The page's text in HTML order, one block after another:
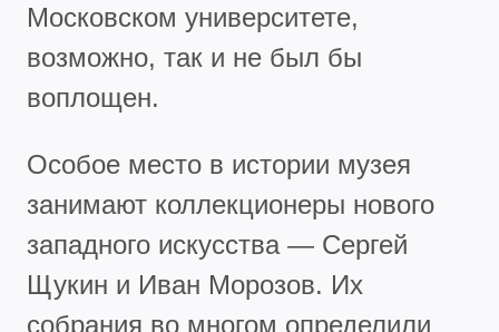
Московском университете,
возможно, так и не был бы
воплощен.
Особое место в истории музея
занимают коллекционеры нового
западного искусства — Сергей
Щукин и Иван Морозов. Их
собрания во многом определили